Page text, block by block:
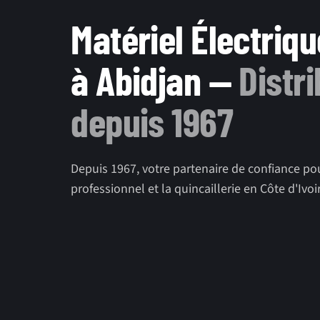
Matériel
à Abidjan —
depuis 1967
Depuis 1967, votre partenaire de confiance
professionnel et la quincaillerie en Côte